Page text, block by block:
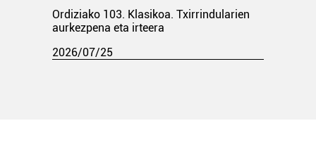
Ordiziako 103. Klasikoa. Txirrindularien
aurkezpena eta irteera
2026/07/25